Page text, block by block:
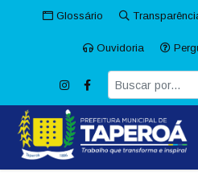
Glossário
Ouvidoria